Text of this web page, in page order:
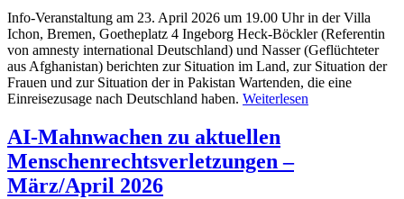
Info-Veranstaltung am 23. April 2026 um 19.00 Uhr in der Villa
Ichon, Bremen, Goetheplatz 4 Ingeborg Heck-Böckler (Referentin
von amnesty international Deutschland) und Nasser (Geflüchteter
aus Afghanistan) berichten zur Situation im Land, zur Situation der
Frauen und zur Situation der in Pakistan Wartenden, die eine
Einreisezusage nach Deutschland haben. Weiterlesen
AI-Mahnwachen zu aktuellen
Menschenrechtsverletzungen –
März/April 2026